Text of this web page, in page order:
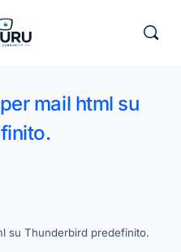
mail html su
su Thunderbird predefinito.